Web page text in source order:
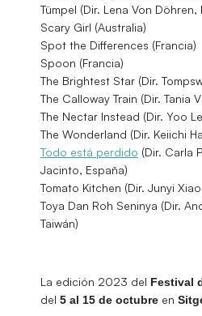
Tümpel (Dir. Lena Von Döhren,
Scary Girl (Australia)
Spot the Differences (Francia)
Spoon (Francia)
The Brightest Star (Dir.
The Calloway Train (Dir. Tania
The Nectar Instead (Dir. Yoo
The Wonderland (Dir. Keiichi
Todo está perdido (Dir. Carla
Jacinto, España)
Tomato Kitchen (Dir. Junyi
Toya Dan Roh Seninya (Dir.
Taiwán)
La edición 2023 del Festival
del 5 al 15 de octubre en